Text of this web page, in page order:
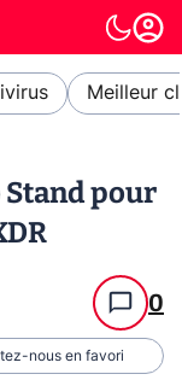
Meilleur
pour
0
nous en favori